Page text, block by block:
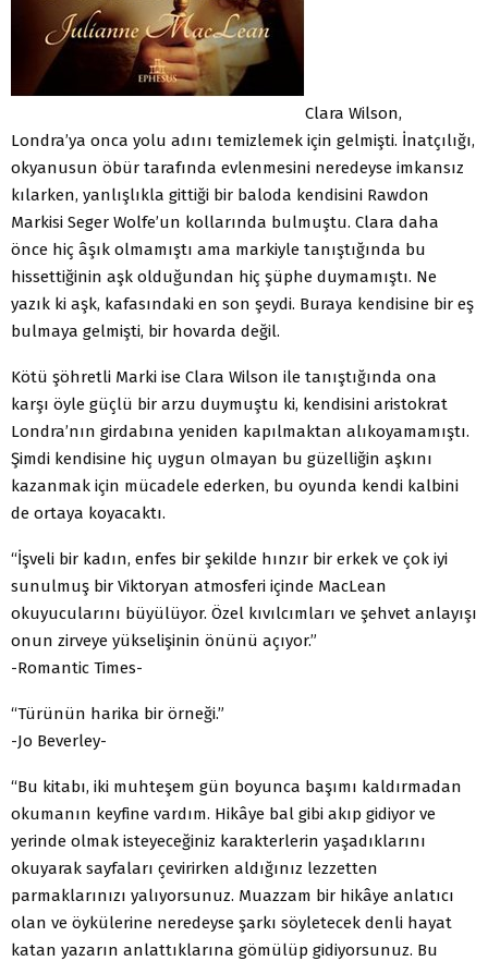
Clara Wilson,
Londra’ya onca yolu adını temizlemek için gelmişti. İnatçılığı,
okyanusun öbür tarafında evlenmesini neredeyse imkansız
kılarken, yanlışlıkla gittiği bir baloda kendisini Rawdon
Markisi Seger Wolfe’un kollarında bulmuştu. Clara daha
önce hiç âşık olmamıştı ama markiyle tanıştığında bu
hissettiğinin aşk olduğundan hiç şüphe duymamıştı. Ne
yazık ki aşk, kafasındaki en son şeydi. Buraya kendisine bir eş
bulmaya gelmişti, bir hovarda değil.
Kötü şöhretli Marki ise Clara Wilson ile tanıştığında ona
karşı öyle güçlü bir arzu duymuştu ki, kendisini aristokrat
Londra’nın girdabına yeniden kapılmaktan alıkoyamamıştı.
Şimdi kendisine hiç uygun olmayan bu güzelliğin aşkını
kazanmak için mücadele ederken, bu oyunda kendi kalbini
de ortaya koyacaktı.
“İşveli bir kadın, enfes bir şekilde hınzır bir erkek ve çok iyi
sunulmuş bir Viktoryan atmosferi içinde MacLean
okuyucularını büyülüyor. Özel kıvılcımları ve şehvet anlayışı
onun zirveye yükselişinin önünü açıyor.”
-Romantic Times-
“Türünün harika bir örneği.”
-Jo Beverley-
“Bu kitabı, iki muhteşem gün boyunca başımı kaldırmadan
okumanın keyfine vardım. Hikâye bal gibi akıp gidiyor ve
yerinde olmak isteyeceğiniz karakterlerin yaşadıklarını
okuyarak sayfaları çevirirken aldığınız lezzetten
parmaklarınızı yalıyorsunuz. Muazzam bir hikâye anlatıcı
olan ve öykülerine neredeyse şarkı söyletecek denli hayat
katan yazarın anlattıklarına gömülüp gidiyorsunuz. Bu